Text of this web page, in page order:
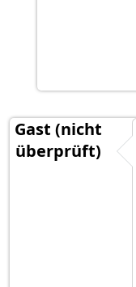
Gast (nicht
überprüft)